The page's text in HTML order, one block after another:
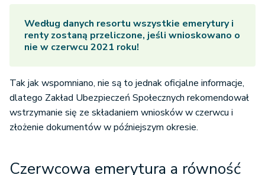
Według danych resortu wszystkie emerytury i
renty zostaną przeliczone, jeśli wnioskowano o
nie w czerwcu 2021 roku!
Tak jak wspomniano, nie są to jednak oficjalne informacje,
dlatego Zakład Ubezpieczeń Społecznych rekomendował
wstrzymanie się ze składaniem wniosków w czerwcu i
złożenie dokumentów w późniejszym okresie.
Czerwcowa emerytura a równość